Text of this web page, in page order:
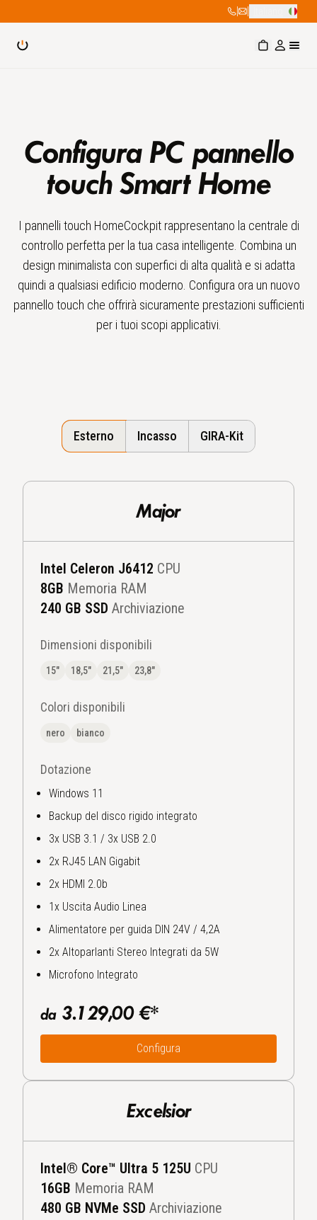
| |
Configura PC pannello
touch Smart Home
I pannelli touch HomeCockpit rappresentano la centrale di
controllo perfetta per la tua casa intelligente. Combina un
design minimalista con superfici di alta qualità e si adatta
quindi a qualsiasi edificio moderno. Configura ora un nuovo
pannello touch che offrirà sicuramente prestazioni sufficienti
per i tuoi scopi applicativi.
Esterno Incasso GIRA-Kit
Major
Intel Celeron J6412 CPU
8GB Memoria RAM
240 GB SSD Archiviazione
Dimensioni disponibili
15" 18,5" 21,5" 23,8"
Colori disponibili
nero bianco
Dotazione
Windows 11
Backup del disco rigido integrato
3x USB 3.1 / 3x USB 2.0
2x RJ45 LAN Gigabit
2x HDMI 2.0b
1x Uscita Audio Linea
Alimentatore per guida DIN 24V / 4,2A
2x Altoparlanti Stereo Integrati da 5W
Microfono Integrato
da 3.129,00 €*
Configura
Excelsior
Intel® Core™ Ultra 5 125U CPU
16GB Memoria RAM
480 GB NVMe SSD Archiviazione